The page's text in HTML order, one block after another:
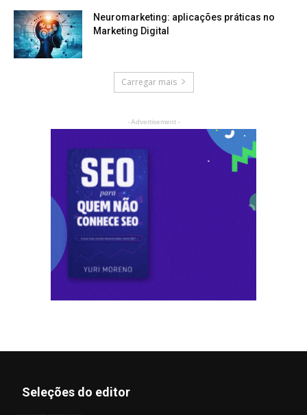
Neuromarketing: aplicações práticas no
Marketing Digital
Carregar mais
- Advertisement -
Seleções do editor